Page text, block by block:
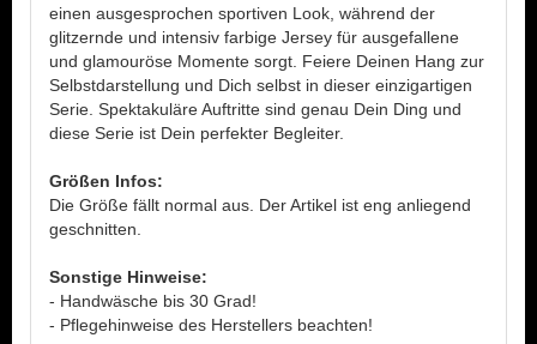
einen ausgesprochen sportiven Look, während der
glitzernde und intensiv farbige Jersey für ausgefallene
und glamouröse Momente sorgt. Feiere Deinen Hang zur
Selbstdarstellung und Dich selbst in dieser einzigartigen
Serie. Spektakuläre Auftritte sind genau Dein Ding und
diese Serie ist Dein perfekter Begleiter.
Größen Infos:
Die Größe fällt normal aus. Der Artikel ist eng anliegend
geschnitten.
Sonstige Hinweise:
- Handwäsche bis 30 Grad!
- Pflegehinweise des Herstellers beachten!